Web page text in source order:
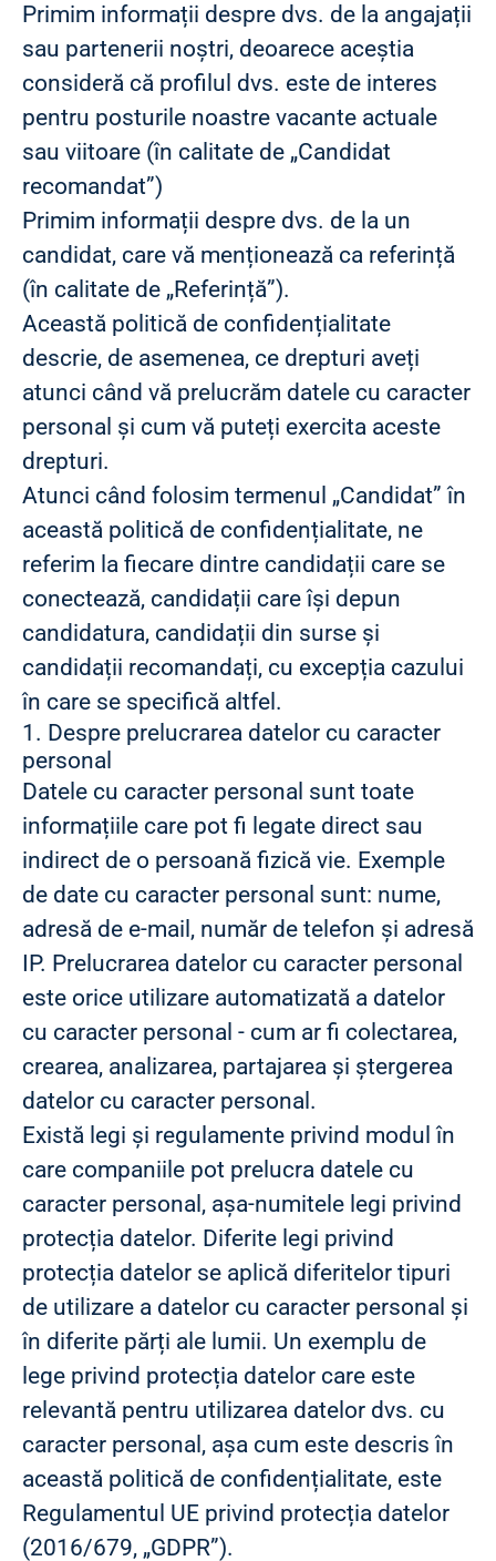
Primim informații despre dvs. de la angajații
sau partenerii noștri, deoarece aceștia
consideră că profilul dvs. este de interes
pentru posturile noastre vacante actuale
sau viitoare (în calitate de „Candidat
recomandat”)
Primim informații despre dvs. de la un
candidat, care vă menționează ca referință
(în calitate de „Referință”).
Această politică de confidențialitate
descrie, de asemenea, ce drepturi aveți
atunci când vă prelucrăm datele cu caracter
personal și cum vă puteți exercita aceste
drepturi.
Atunci când folosim termenul „Candidat” în
această politică de confidențialitate, ne
referim la fiecare dintre candidații care se
conectează, candidații care își depun
candidatura, candidații din surse și
candidații recomandați, cu excepția cazului
în care se specifică altfel.
1. Despre prelucrarea datelor cu caracter
personal
Datele cu caracter personal sunt toate
informațiile care pot fi legate direct sau
indirect de o persoană fizică vie. Exemple
de date cu caracter personal sunt: nume,
adresă de e-mail, număr de telefon și adresă
IP. Prelucrarea datelor cu caracter personal
este orice utilizare automatizată a datelor
cu caracter personal - cum ar fi colectarea,
crearea, analizarea, partajarea și ștergerea
datelor cu caracter personal.
Există legi și regulamente privind modul în
care companiile pot prelucra datele cu
caracter personal, așa-numitele legi privind
protecția datelor. Diferite legi privind
protecția datelor se aplică diferitelor tipuri
de utilizare a datelor cu caracter personal și
în diferite părți ale lumii. Un exemplu de
lege privind protecția datelor care este
relevantă pentru utilizarea datelor dvs. cu
caracter personal, așa cum este descris în
această politică de confidențialitate, este
Regulamentul UE privind protecția datelor
(2016/679, „GDPR”).